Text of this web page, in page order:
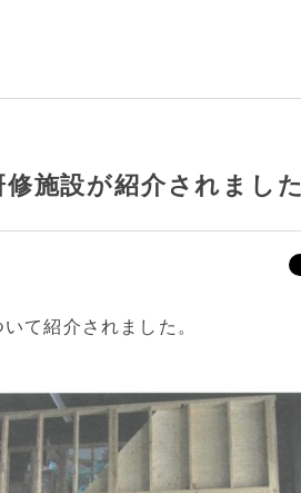
施設が紹介されました
て紹介されました。